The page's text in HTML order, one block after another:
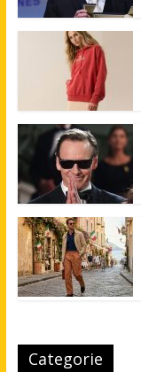
Categorie